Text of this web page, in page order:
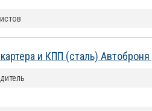
и КПП (сталь)